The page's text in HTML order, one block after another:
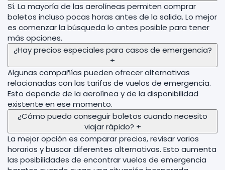
Sí. La mayoría de las aerolíneas permiten comprar
boletos incluso pocas horas antes de la salida. Lo mejor
es comenzar la búsqueda lo antes posible para tener
más opciones.
¿Hay precios especiales para casos de emergencia?
+
Algunas compañías pueden ofrecer alternativas
relacionadas con las tarifas de vuelos de emergencia.
Esto depende de la aerolínea y de la disponibilidad
existente en ese momento.
¿Cómo puedo conseguir boletos cuando necesito
viajar rápido? +
La mejor opción es comparar precios, revisar varios
horarios y buscar diferentes alternativas. Esto aumenta
las posibilidades de encontrar vuelos de emergencia